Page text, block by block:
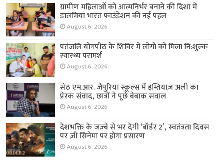
ग्रामीण महिलाओं को आत्मनिर्भर बनाने की दिशा में
डालमिया भारत फाउंडेशन की नई पहल
August 6, 2026
पतंजलि योगपीठ के शिविर में लोगों को मिला नि:शुल्क
स्वास्थ्य परामर्श
August 6, 2026
सेठ एम.आर. जैपुरिया स्कूल्स में इम्तियाज़ अली का
प्रेरक संवाद, छात्रों ने पूछे बेबाक सवाल
August 6, 2026
देशभक्ति के जज़्बे से भर देगी ‘बॉर्डर 2’, स्वतंत्रता दिवस
पर ज़ी सिनेमा पर होगा प्रसारण
August 6, 2026